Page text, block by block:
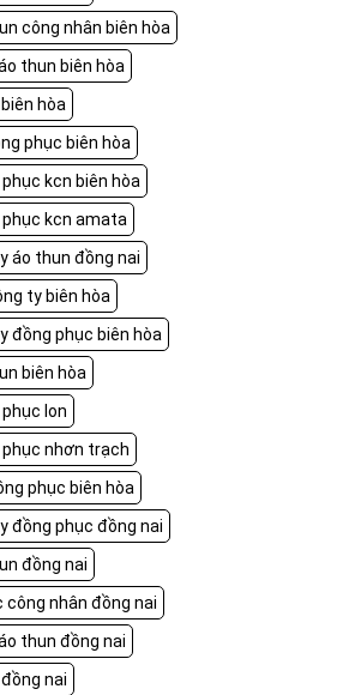
công nhân biên hòa
thun biên hòa
hòa
phục biên hòa
kcn biên hòa
kcn amata
áo thun đồng nai
ty biên hòa
đồng phục biên hòa
biên hòa
lon
nhơn trạch
phục biên hòa
đồng phục đồng nai
đồng nai
công nhân đồng nai
thun đồng nai
nai